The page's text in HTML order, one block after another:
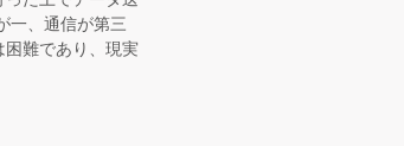
一、通信が第三
困難であり、現実